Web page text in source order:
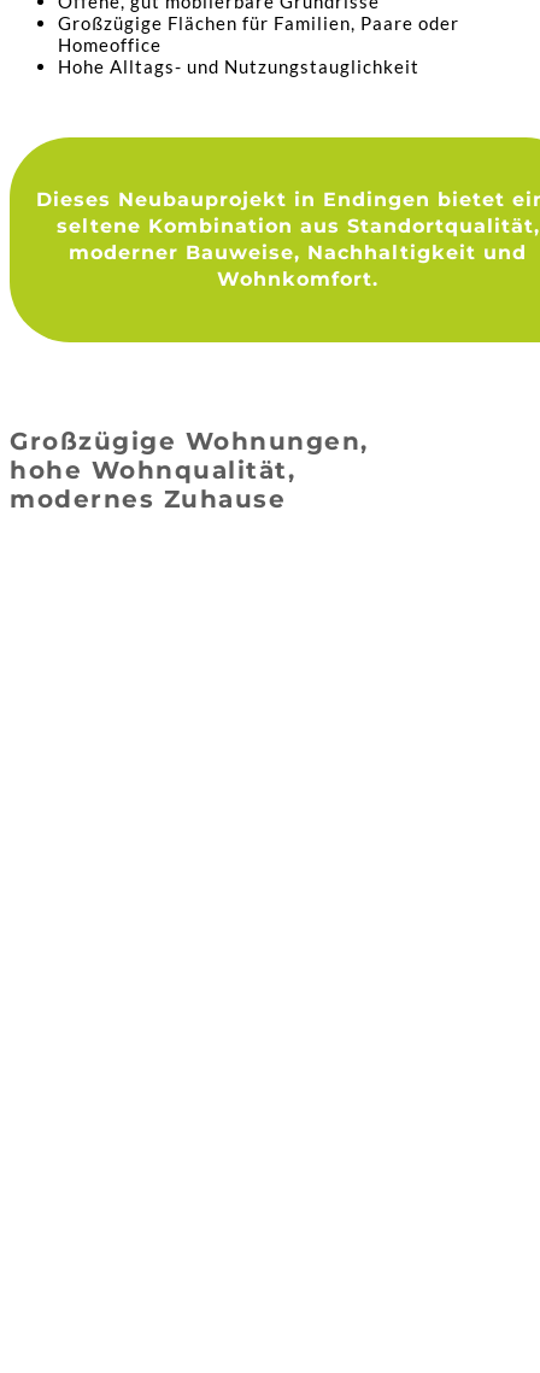
Großzügige Flächen für Familien, Paare oder
Homeoffice
Hohe Alltags- und Nutzungstauglichkeit
Dieses Neubauprojekt in Endingen bietet
seltene Kombination aus Standortqualität,
moderner Bauweise, Nachhaltigkeit und
Wohnkomfort.
Großzügige Wohnungen,
hohe Wohnqualität,
modernes Zuhause